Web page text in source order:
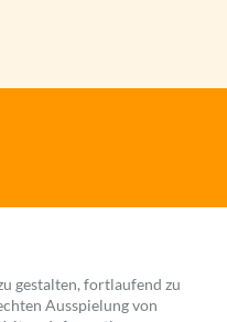
gestalten, fortlaufend zu
Ausspielung von